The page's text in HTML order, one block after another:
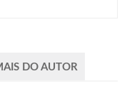
DO AUTOR